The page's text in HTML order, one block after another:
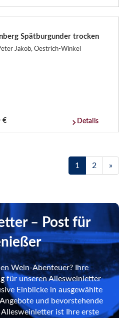
Spätburgunder trocken
Jakob, Oestrich-Winkel
€ Details
1 2 »
– Post für
Wein-Abenteuer? Ihre
für unseren Allesweinletter
Einblicke in ausgewählte
und bevorstehende
ist Ihre erste